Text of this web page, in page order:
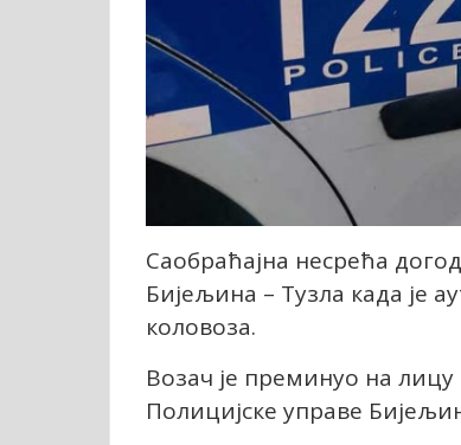
Саобраћајна несрећа
Бијељина – Тузла када је
коловоза.
Возач је преминуо на
Полицијске управе